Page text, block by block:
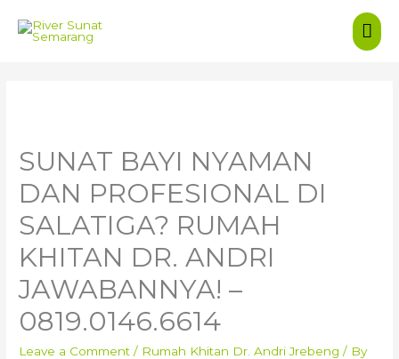
SUNAT BAYI NYAMAN
DAN PROFESIONAL DI
SALATIGA? RUMAH
KHITAN DR. ANDRI
JAWABANNYA! –
0819.0146.6614
Leave a Comment / Rumah Khitan Dr. Andri Jrebeng / By